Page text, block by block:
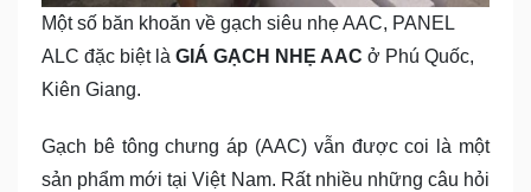
Một số băn khoăn về gạch siêu nhẹ AAC, PANEL
ALC đặc biệt là GIÁ GẠCH NHẸ AAC ở Phú Quốc,
Kiên Giang.
Gạch bê tông chưng áp (AAC) vẫn được coi là một
sản phẩm mới tại Việt Nam. Rất nhiều những câu hỏi